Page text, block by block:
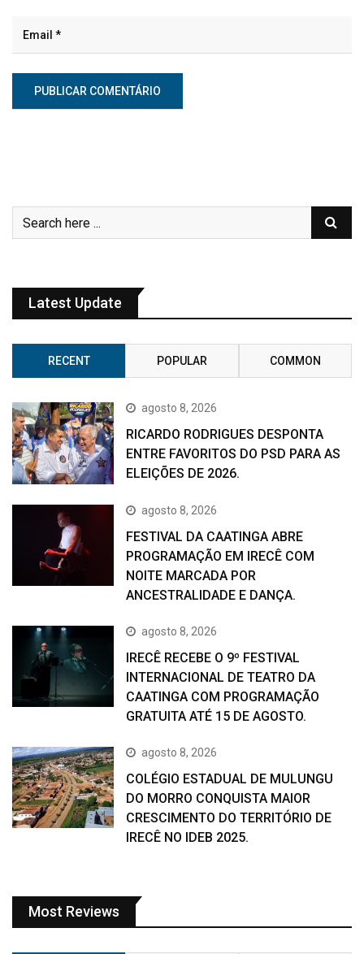
Latest Update
RECENT POPULAR COMMON
agosto 8, 2026
RICARDO RODRIGUES DESPONTA
ENTRE FAVORITOS DO PSD PARA AS
ELEIÇÕES DE 2026.
agosto 8, 2026
FESTIVAL DA CAATINGA ABRE
PROGRAMAÇÃO EM IRECÊ COM
NOITE MARCADA POR
ANCESTRALIDADE E DANÇA.
agosto 8, 2026
IRECÊ RECEBE O 9º FESTIVAL
INTERNACIONAL DE TEATRO DA
CAATINGA COM PROGRAMAÇÃO
GRATUITA ATÉ 15 DE AGOSTO.
agosto 8, 2026
COLÉGIO ESTADUAL DE MULUNGU
DO MORRO CONQUISTA MAIOR
CRESCIMENTO DO TERRITÓRIO DE
IRECÊ NO IDEB 2025.
Most Reviews